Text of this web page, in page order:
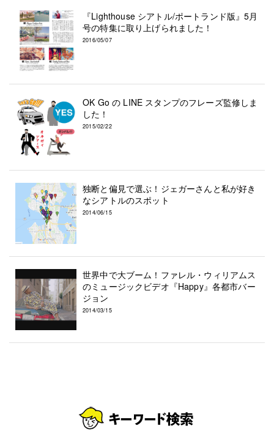
『Lighthouse シアトル/ポートランド版』5月
号の特集に取り上げられました！
2016/05/07
OK Go の LINE スタンプのフレーズ監修しま
した！
2015/02/22
独断と偏見で選ぶ！ジェガーさんと私が好き
なシアトルのスポット
2014/06/15
世界中で大ブーム！ファレル・ウィリアムス
のミュージックビデオ『Happy』各都市バー
ジョン
2014/03/15